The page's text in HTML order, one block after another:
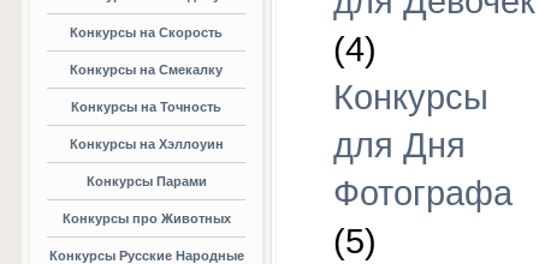
Конкурсы на Скорость
Конкурсы на Смекалку
Конкурсы на Точность
Конкурсы на Хэллоуин
Конкурсы Парами
Конкурсы про Животных
Конкурсы Русские Народные
(4)
Конкурсы
для Дня
Фотографа
(5)